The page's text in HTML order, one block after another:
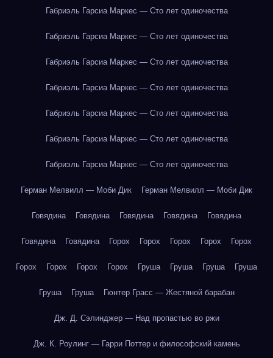
Габриэль Гарсиа Маркес — Сто лет одиночества
Габриэль Гарсиа Маркес — Сто лет одиночества
Габриэль Гарсиа Маркес — Сто лет одиночества
Габриэль Гарсиа Маркес — Сто лет одиночества
Габриэль Гарсиа Маркес — Сто лет одиночества
Габриэль Гарсиа Маркес — Сто лет одиночества
Габриэль Гарсиа Маркес — Сто лет одиночества
Герман Мелвилл — Моби Дик Герман Мелвилл — Моби Дик
Говядина Говядина Говядина Говядина Говядина
Говядина Говядина Горох Горох Горох Горох Горох
Горох Горох Горох Горох Груша Груша Груша Груша
Груша Груша Гюнтер Грасс — Жестяной барабан
Дж. Д. Сэлинджер — Над пропастью во ржи
Дж. К. Роулинг — Гарри Поттер и философский камень